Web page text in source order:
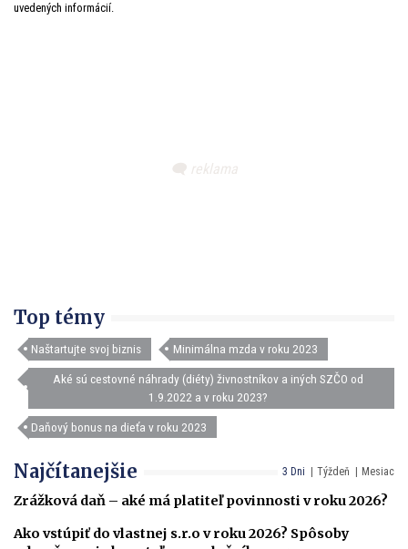
uvedených informácií.
Top témy
Naštartujte svoj biznis Minimálna mzda v roku 2023
Aké sú cestovné náhrady (diéty) živnostníkov a iných SZČO od
1.9.2022 a v roku 2023?
Daňový bonus na dieťa v roku 2023
3 Dni Týždeň Mesiac
Najčítanejšie
Zrážková daň – aké má platiteľ povinnosti v roku 2026?
Ako vstúpiť do vlastnej s.r.o v roku 2026? Spôsoby